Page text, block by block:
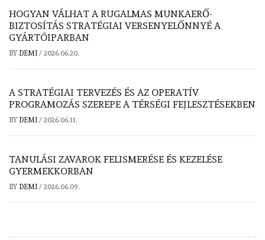
HOGYAN VÁLHAT A RUGALMAS MUNKAERŐ-
BIZTOSÍTÁS STRATÉGIAI VERSENYELŐNNYÉ A
GYÁRTÓIPARBAN
BY DEMI / 2026.06.20.
A STRATÉGIAI TERVEZÉS ÉS AZ OPERATÍV
PROGRAMOZÁS SZEREPE A TÉRSÉGI FEJLESZTÉSEKBEN
BY DEMI / 2026.06.11.
TANULÁSI ZAVAROK FELISMERÉSE ÉS KEZELÉSE
GYERMEKKORBAN
BY DEMI / 2026.06.09.